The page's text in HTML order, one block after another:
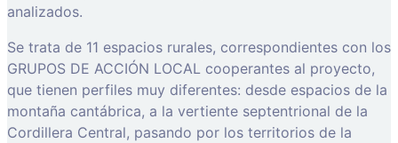
analizados.
Se trata de 11 espacios rurales, correspondientes con los
GRUPOS DE ACCIÓN LOCAL cooperantes al proyecto,
que tienen perfiles muy diferentes: desde espacios de la
montaña cantábrica, a la vertiente septentrional de la
Cordillera Central, pasando por los territorios de la